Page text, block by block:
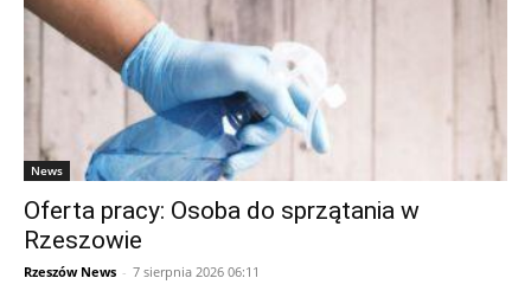
News
Oferta pracy: Osoba do sprzątania w
Rzeszowie
Rzeszów News - 7 sierpnia 2026 06:11